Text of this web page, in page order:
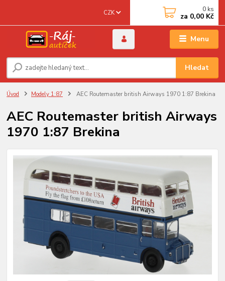
Menu
CZK
Hledat
0 ks
za 0,00 Kč
Úvod Modely 1:87 AEC Routemaster british Airways 1970 1:87 Brekina
AEC Routemaster british Airways
1970 1:87 Brekina